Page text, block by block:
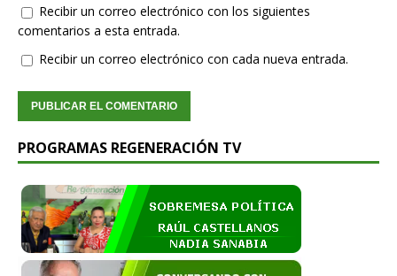
Recibir un correo electrónico con los siguientes
comentarios a esta entrada.
Recibir un correo electrónico con cada nueva entrada.
PROGRAMAS REGENERACIÓN TV